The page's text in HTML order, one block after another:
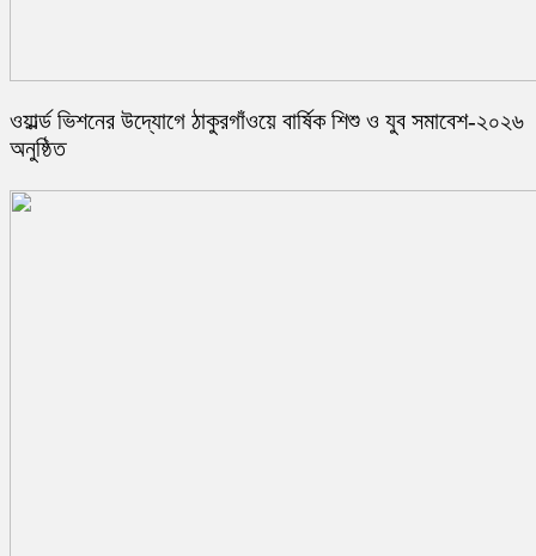
ওয়ার্ল্ড ভিশনের উদ্যোগে ঠাকুরগাঁওয়ে বার্ষিক শিশু ও যুব সমাবেশ-২০২৬
অনুষ্ঠিত